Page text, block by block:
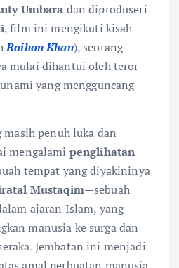
Umbara dan diproduseri
, film ini mengikuti kisah
Raihan Khan), seorang
mulai dihantui oleh teror
yang mengguncang
penuh luka dan
mengalami penglihatan
tempat yang diyakininya
Mustaqim—sebuah
ajaran Islam, yang
manusia ke surga dan
Jembatan ini menjadi
amal perbuatan manusia